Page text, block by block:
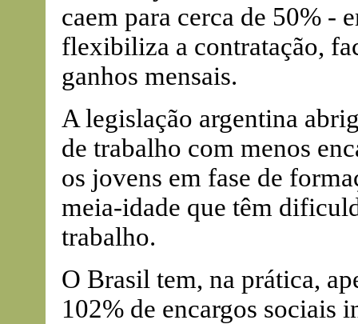
caem para cerca de 50% -
flexibiliza a contratação,
ganhos mensais.
A legislação argentina
de trabalho com menos
os jovens em fase de
meia-idade que têm
trabalho.
O Brasil tem, na prática,
102% de encargos sociais